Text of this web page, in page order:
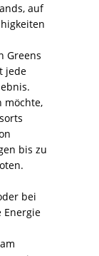
auf
Greens
jede
möchte,
bis zu
bei
Energie